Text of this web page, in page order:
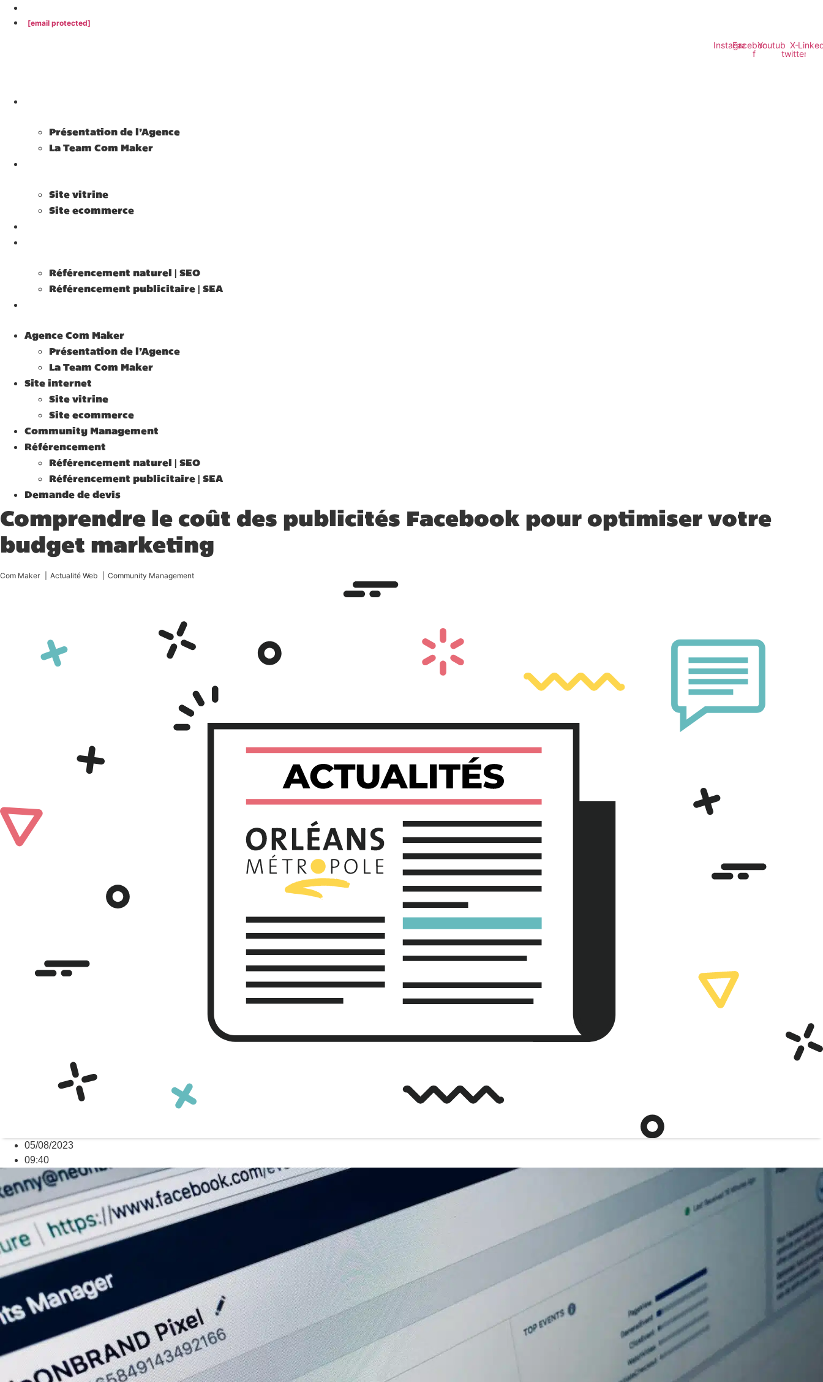
[email protected]
InstagramFacebook-
f
YoutubeX-
twitter
Présentation de l’Agence
La Team Com Maker
Site vitrine
Site ecommerce
Référencement naturel | SEO
Référencement publicitaire | SEA
Agence Com Maker
Présentation de l’Agence
La Team Com Maker
Site internet
Site vitrine
Site ecommerce
Community Management
Référencement
Référencement naturel | SEO
Référencement publicitaire | SEA
Demande de devis
Comprendre le coût des publicités Facebook pour optimiser votre
budget marketing
Com Maker Actualité Web Community Management
05/08/2023
09:40